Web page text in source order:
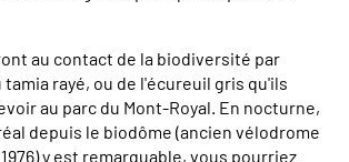
au contact de la biodiversité par
rayé, ou de l'écureuil gris qu'ils
au parc du Mont-Royal. En nocturne,
depuis le biodôme (ancien vélodrome
y est remarquable, vous pourriez